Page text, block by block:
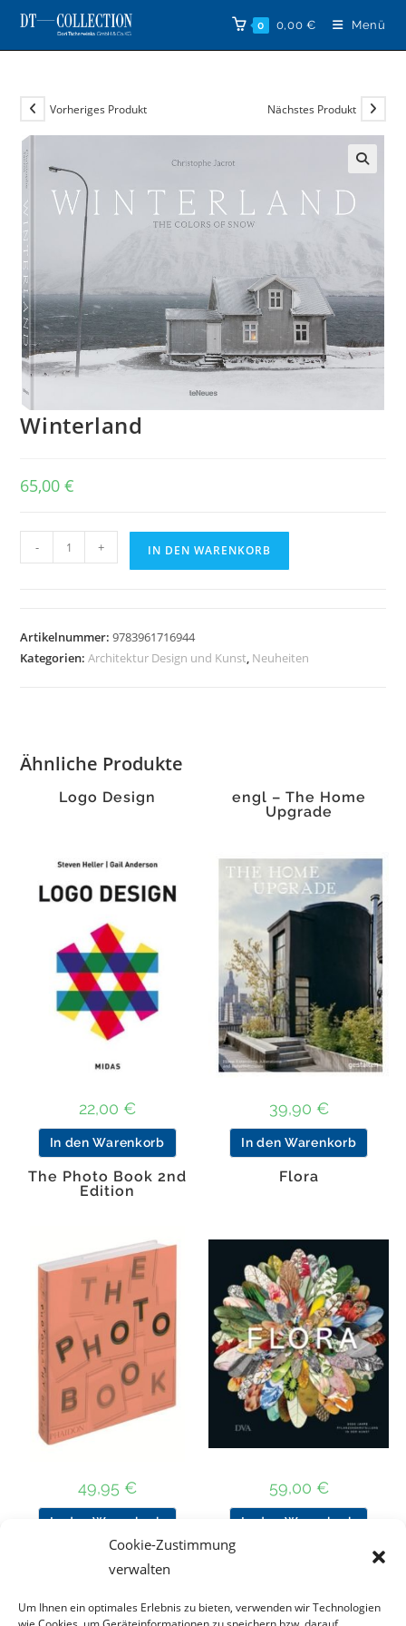
Cookie-Zustimmung
verwalten
Um Ihnen ein optimales Erlebnis zu bieten, verwenden wir Technologien
Zum
Inhalt
springen
0 0,00 € Menü
Vorheriges Produkt Nächstes Produkt
Winterland
65,00€
Winterland
Menge
- + IN DEN WARENKORB
Artikelnummer:9783961716944
Kategorien:Architektur Design und Kunst, Neuheiten
Ähnliche Produkte
Logo Design
22,00 €
In den Warenkorb
engl – The Home
Upgrade
39,90 €
In den Warenkorb
The Photo Book 2nd
Edition
49,95 €
In den Warenkorb
Flora
59,00 €
In den Warenkorb
Nach Preis filtern